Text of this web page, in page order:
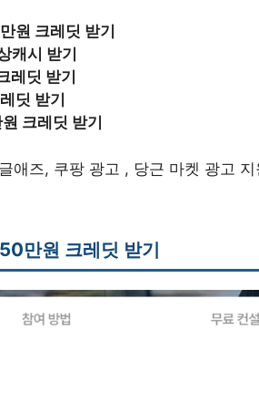
원 크레딧 받기
캐시 받기
레딧 받기
딧 받기
크레딧 받기
애즈, 쿠팡 광고 , 당근 마켓 광고
만원 크레딧 받기